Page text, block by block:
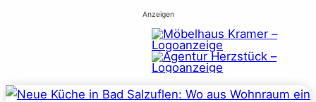
Anzeigen